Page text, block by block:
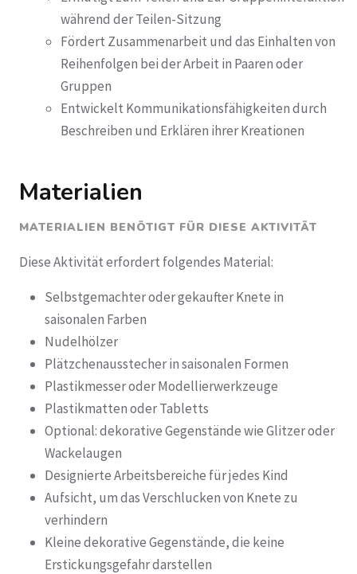
während der Teilen-Sitzung
Fördert Zusammenarbeit und das Einhalten von
Reihenfolgen bei der Arbeit in Paaren oder
Gruppen
Entwickelt Kommunikationsfähigkeiten durch
Beschreiben und Erklären ihrer Kreationen
Materialien
MATERIALIEN BENÖTIGT FÜR DIESE AKTIVITÄT
Diese Aktivität erfordert folgendes Material:
Selbstgemachter oder gekaufter Knete in
saisonalen Farben
Nudelhölzer
Plätzchenausstecher in saisonalen Formen
Plastikmesser oder Modellierwerkzeuge
Plastikmatten oder Tabletts
Optional: dekorative Gegenstände wie Glitzer oder
Wackelaugen
Designierte Arbeitsbereiche für jedes Kind
Aufsicht, um das Verschlucken von Knete zu
verhindern
Kleine dekorative Gegenstände, die keine
Erstickungsgefahr darstellen